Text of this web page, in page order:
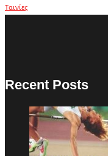
Ταινίες
Recent Posts